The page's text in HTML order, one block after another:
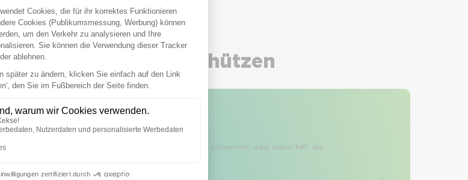
um Sie besser zu schützen
Risikovisite
Die Risikovisite ist ein diagnostisches Instrument, dass dabei hilft, die